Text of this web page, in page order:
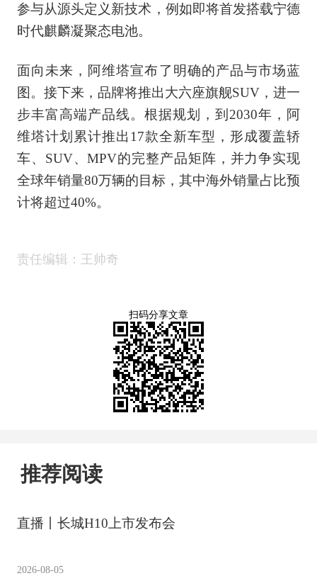
参与从源头定义新技术，例如即将首发搭载宁德
时代麒麟凝聚态电池。
面向未来，阿维塔宣布了明确的产品与市场蓝
图。接下来，品牌将推出大六座旗舰SUV，进一
步丰富高端产品线。根据规划，到2030年，阿
维塔计划累计推出17款全新车型，形成覆盖轿
车、SUV、MPV的完整产品矩阵，并力争实现
全球年销量80万辆的目标，其中海外销量占比预
计将超过40%。
责任编辑：王帅奇
扫码分享文章
推荐阅读
直播丨长城H10上市发布会
2026-08-05